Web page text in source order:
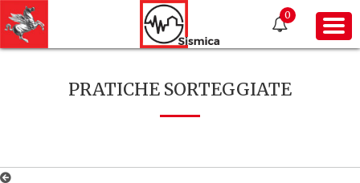
0
PRATICHE SORTEGGIATE